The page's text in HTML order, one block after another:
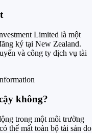
Limited là một
ký tại New Zealand.
và công ty dịch vụ tài
không?
trong một môi trường
thể mất toàn bộ tài sản do